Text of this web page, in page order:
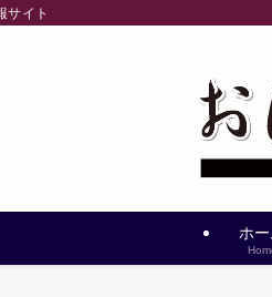
サイト
ホ